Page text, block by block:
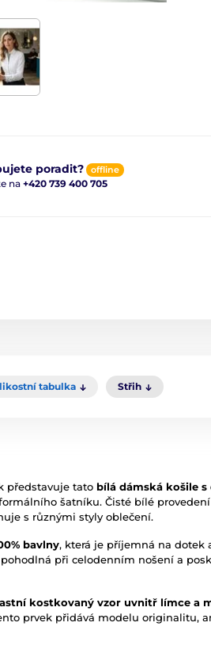
poradit? offline
na +420 739 400 705
tabulka Střih
představuje tato bílá dámská košile
šatníku. Čisté bílé
s různými styly oblečení.
bavlny, která je příjemná na dotek
při celodenním nošení a
kostkovaný vzor uvnitř límce a
prvek přidává modelu originalitu,